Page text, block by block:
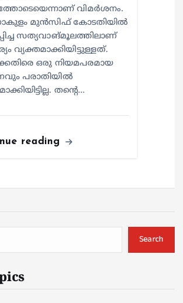
വിമര്‍ശനം.
മുന്‍സിഫ് കോടതിയില്‍
സത്യവാങ്മൂലത്തിലാണ്
വ്യക്തമാക്കിയിട്ടുള്ളത്.
ഒരു നിയമപരമായ
പരാതിയില്‍
തന്റെ…
reading
Search